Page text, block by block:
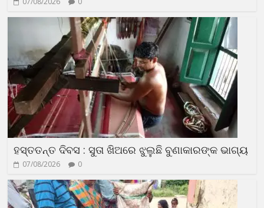
ହସ୍ତତନ୍ତ ଦିବସ : ସୁତା ଖିଅରେ ଝୁଲୁଛି ବୁଣାକାରଙ୍କ ଭାଗ୍ୟ
07/08/2026 0